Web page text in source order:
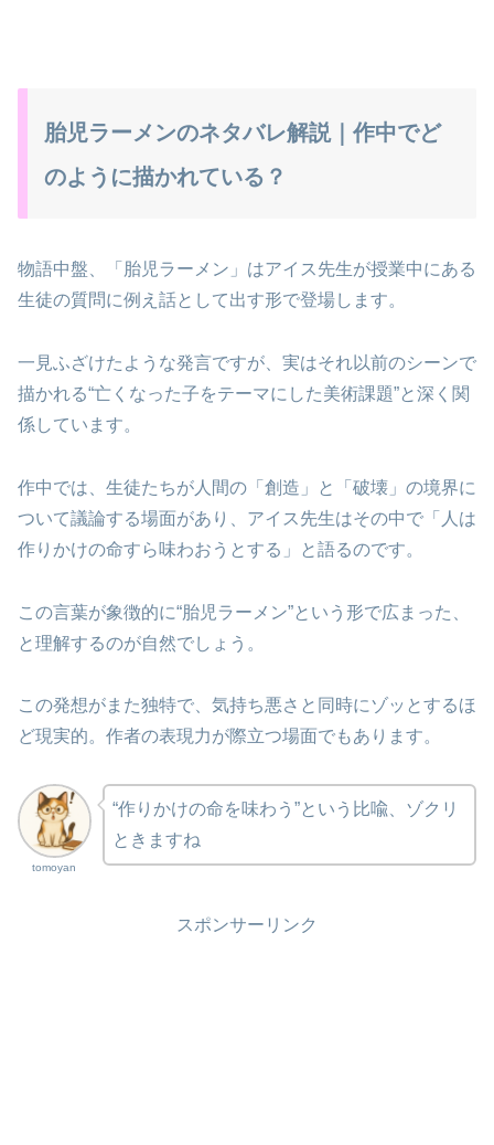
胎児ラーメンのネタバレ解説｜作中でど
のように描かれている？
物語中盤、「胎児ラーメン」はアイス先生が授業中にある
生徒の質問に例え話として出す形で登場します。
一見ふざけたような発言ですが、実はそれ以前のシーンで
描かれる“亡くなった子をテーマにした美術課題”と深く関
係しています。
作中では、生徒たちが人間の「創造」と「破壊」の境界に
ついて議論する場面があり、アイス先生はその中で「人は
作りかけの命すら味わおうとする」と語るのです。
この言葉が象徴的に“胎児ラーメン”という形で広まった、
と理解するのが自然でしょう。
この発想がまた独特で、気持ち悪さと同時にゾッとするほ
ど現実的。作者の表現力が際立つ場面でもあります。
tomoyan
“作りかけの命を味わう”という比喩、ゾクリ
ときますね
スポンサーリンク